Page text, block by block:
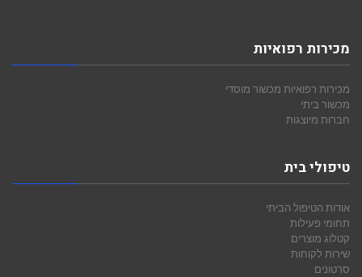
מכירות רפואיות
מכירות רפואיות מכשור מוסדי
מכשור ביתי
חברות מיוצגות
טיפולי בית
אודות הטיפול הביתי
תחומי פעילות
קטלוג מוצרים
שירות לקוחות
סרטונים